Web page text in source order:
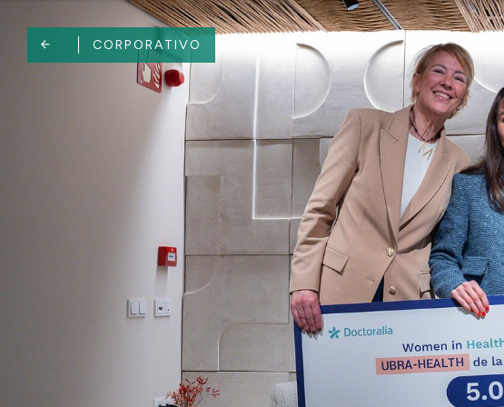
CORPORATIVO